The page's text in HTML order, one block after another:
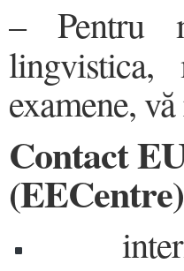
– Pentru
lingvistica,
examene,
Contact